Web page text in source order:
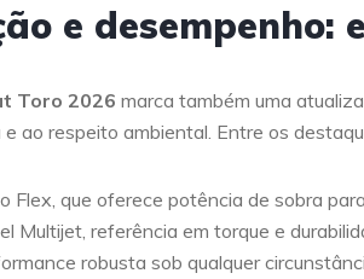
e desempenho:
Toro 2026 marca também uma
ao respeito ambiental. Entre os
Flex, que oferece potência de sobra
Multijet, referência em torque e
robusta sob qualquer